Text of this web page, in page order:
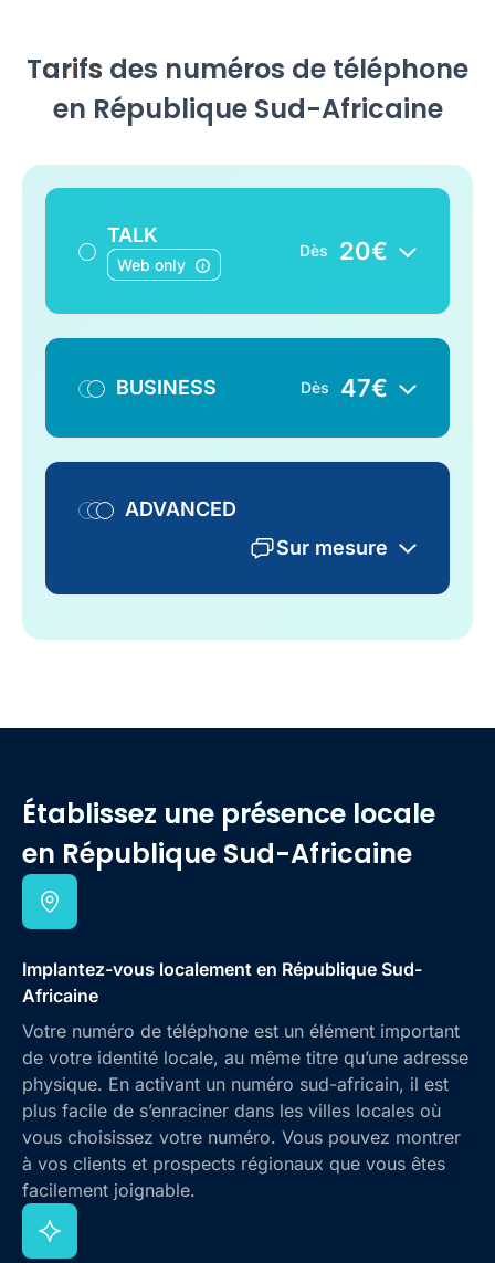
Tarifs des numéros de téléphone
en République Sud-Africaine
TALK
Web only
Dès 20€
BUSINESS Dès 47€
ADVANCED
Sur mesure
Établissez une présence locale
en République Sud-Africaine
Implantez-vous localement en République Sud-
Africaine
Votre numéro de téléphone est un élément important
de votre identité locale, au même titre qu’une adresse
physique. En activant un numéro sud-africain, il est
plus facile de s’enraciner dans les villes locales où
vous choisissez votre numéro. Vous pouvez montrer
à vos clients et prospects régionaux que vous êtes
facilement joignable.